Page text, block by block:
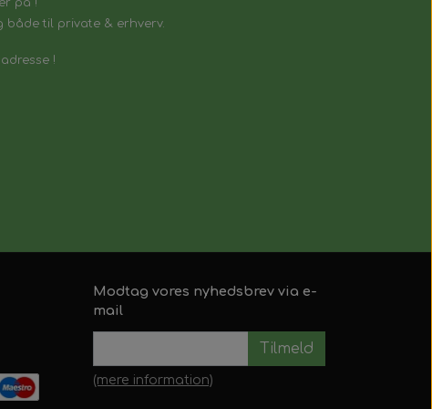
både til private & erhverv.
!
Modtag vores nyhedsbrev via e-
mail
Tilmeld
(mere information)